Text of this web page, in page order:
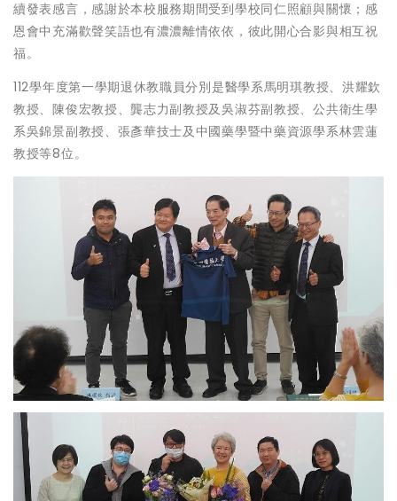
續發表感言，感謝於本校服務期間受到學校同仁照顧與關懷；感
恩會中充滿歡聲笑語也有濃濃離情依依，彼此開心合影與相互祝
福。
112學年度第一學期退休教職員分別是醫學系馬明琪教授、洪耀欽
教授、陳俊宏教授、龔志力副教授及吳淑芬副教授、公共衛生學
系吳錦景副教授、張彥華技士及中國藥學暨中藥資源學系林雲蓮
教授等8位。